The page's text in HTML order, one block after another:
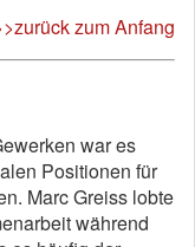
zum Anfang
war es
Positionen für
Marc Greiss lobte
während